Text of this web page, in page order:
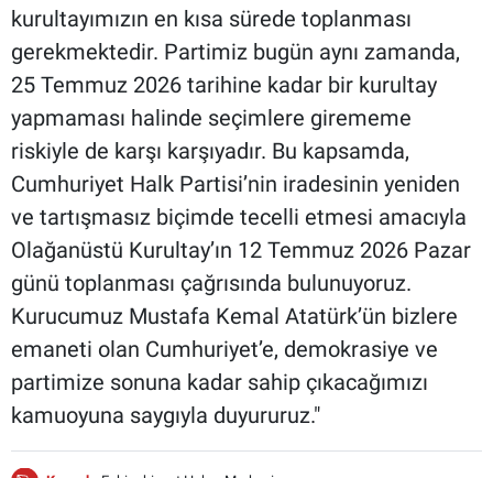
kurultayımızın en kısa sürede toplanması
gerekmektedir. Partimiz bugün aynı zamanda,
25 Temmuz 2026 tarihine kadar bir kurultay
yapmaması halinde seçimlere girememe
riskiyle de karşı karşıyadır. Bu kapsamda,
Cumhuriyet Halk Partisi’nin iradesinin yeniden
ve tartışmasız biçimde tecelli etmesi amacıyla
Olağanüstü Kurultay’ın 12 Temmuz 2026 Pazar
günü toplanması çağrısında bulunuyoruz.
Kurucumuz Mustafa Kemal Atatürk’ün bizlere
emaneti olan Cumhuriyet’e, demokrasiye ve
partimize sonuna kadar sahip çıkacağımızı
kamuoyuna saygıyla duyururuz."